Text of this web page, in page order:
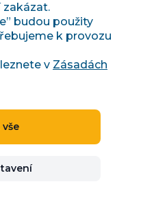
Evropy
Evropy
zakázat.
budou použity
k provozu
v Zásadách